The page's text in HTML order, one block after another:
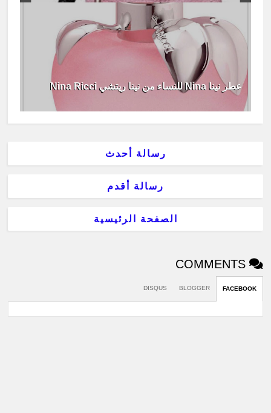
عطر نينا Nina للنساء من نينا ريتشي Nina Ricci
رسالة أحدث
رسالة أقدم
الصفحة الرئيسية
COMMENTS
FACEBOOK
BLOGGER
DISQUS